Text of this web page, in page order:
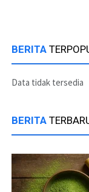
BERITA
Data tidak tersedia
BERITA